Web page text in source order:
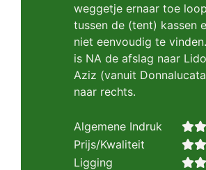
weggetje ernaar toe
tussen de (tent) kassen
niet eenvoudig te
is NA de afslag naar Lido
Aziz (vanuit
naar rechts.
Algemene Indruk
Prijs/Kwaliteit
Ligging